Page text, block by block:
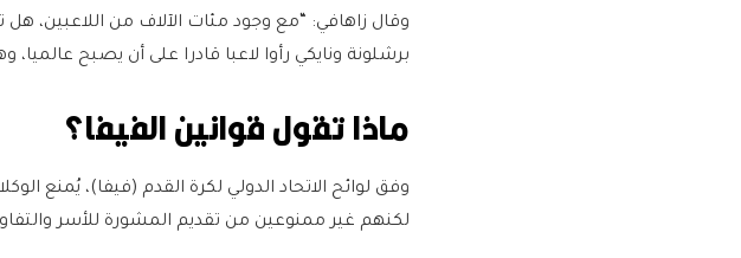
وقال زاهافي: “مع وجود مئات الآلاف من اللاعبين،
برشلونة ونايكي رأوا لاعبا قادرا على أن يصبح عالميا،
ماذا تقول قوانين الفيفا؟
لكنهم غير ممنوعين من تقديم المشورة للأسر